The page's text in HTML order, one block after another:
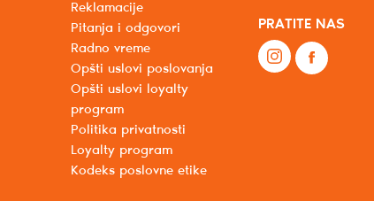
Reklamacije
Pitanja i odgovori
Radno vreme
Opšti uslovi poslovanja
Opšti uslovi loyalty
program
Politika privatnosti
Loyalty program
Kodeks poslovne etike
PRATITE NAS